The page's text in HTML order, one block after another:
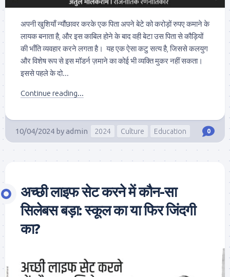
अपनी खुशियाँ न्यौंछावर करके एक पिता अपने बेटे को करोड़ों रुपए कमाने के
लायक बनाता है, और इस काबिल होने के बाद वही बेटा उस पिता से कौड़ियों
की भाँति व्यवहार करने लगता है। यह एक ऐसा कटु सत्य है, जिससे कलयुग
और विशेष रूप से इस मॉडर्न ज़माने का कोई भी व्यक्ति मुकर नहीं सकता।
इससे पहले के दो...
Continue reading...
10/04/2024 byadmin 2024 Culture Education 0
अच्छी लाइफ सेट करने में कौन-सा
सिलेबस बड़ा: स्कूल का या फिर जिंदगी
का?